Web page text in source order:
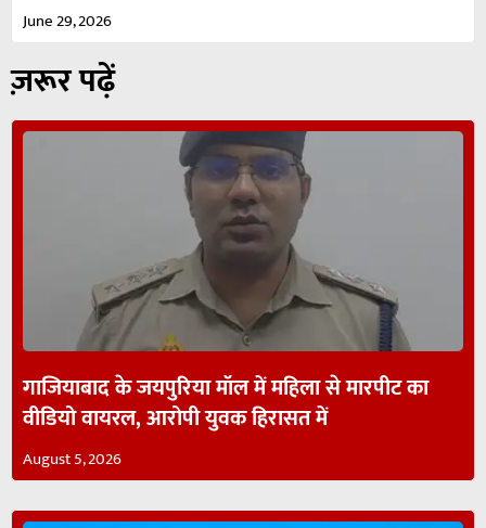
June 29, 2026
ज़रूर पढ़ें
गाजियाबाद के जयपुरिया मॉल में महिला से मारपीट का
वीडियो वायरल, आरोपी युवक हिरासत में
August 5, 2026